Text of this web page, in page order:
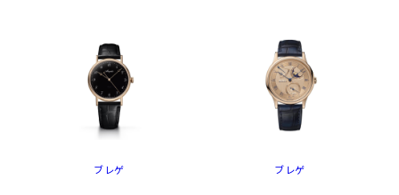
ブレゲ ブレゲ